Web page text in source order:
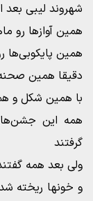
شهروند لیبی
همین آوازها رو
همین پایکوبی‌ها
دقیقا همین
با همین شکل و
همه این
گرفتند
ولی بعد همه
و خونها ریخته